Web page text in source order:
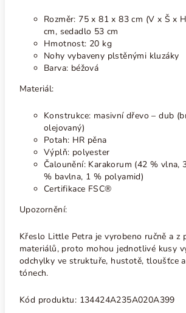
Rozměr: 75 x 81 x 83 cm (V x Š x
cm, sedadlo 53 cm
Hmotnost: 20 kg
Nohy vybaveny plstěnými kluzáky
Barva: béžová
Materiál:
Konstrukce: masivní dřevo – dub
olejovaný)
Potah: HR pěna
Výplň: polyester
Čalounění: Karakorum (42 % vlna,
% bavlna, 1 % polyamid)
Certifikace FSC®
Upozornění:
Křeslo Little Petra je vyrobeno ručně a z
materiálů, proto mohou jednotlivé kusy
odchylky ve struktuře, hustotě, tloušťce
tónech.
Kód produktu: 134424A235A020A399